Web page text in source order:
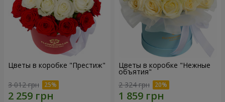
Цветы в коробке "Престиж"
3 012 грн
Цветы в коробке "Нежные
объятия"
2 324 грн